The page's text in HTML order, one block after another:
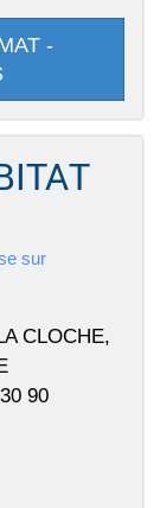
-
sur
CLOCHE,
90